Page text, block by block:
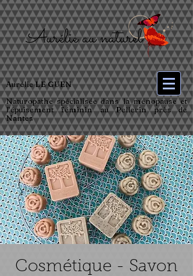
Aurélie LE GUEN
Naturopathe spécialisée dans la ménopause et
l’épuisement féminin au Pellerin près de
Nantes
Cosmétique - Savon